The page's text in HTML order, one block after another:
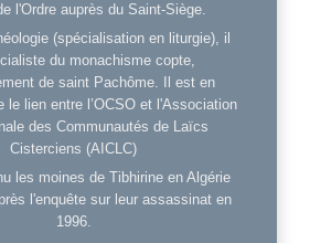
l'Ordre auprès du Saint-Siège.
(spécialisation en liturgie), il
du monachisme copte,
de saint Pachôme. Il est en
le lien entre l’OCSO et l'Association
des Communautés de Laïcs
Cisterciens (AICLC)
les moines de Tibhirine en Algérie
l'enquête sur leur assassinat en
1996.